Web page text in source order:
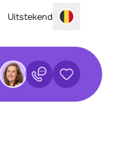
Uitstekend Choose your
ContactBewaarde